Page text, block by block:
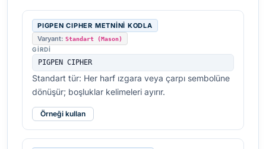
PIGPEN CIPHER METNINI KODLA
Varyant: Standart (Mason)
GIRDI
PIGPEN CIPHER
Standart tür: Her harf ızgara veya çarpı sembolüne
dönüşür; boşluklar kelimeleri ayırır.
Örneği kullan